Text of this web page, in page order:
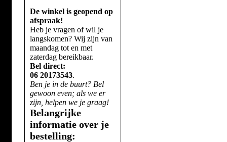
De winkel is geopend op
afspraak!
Heb je vragen of wil je
langskomen? Wij zijn van
maandag tot en met
zaterdag bereikbaar.
Bel direct:
06 20173543.
Ben je in de buurt? Bel
gewoon even; als we er
zijn, helpen we je graag!
Belangrijke
informatie over je
bestelling: